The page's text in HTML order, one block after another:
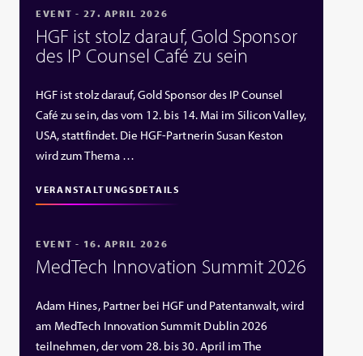
EVENT - 27. APRIL 2026
HGF ist stolz darauf, Gold Sponsor
des IP Counsel Café zu sein
HGF ist stolz darauf, Gold Sponsor des IP Counsel
Café zu sein, das vom 12. bis 14. Mai im Silicon Valley,
USA, stattfindet. Die HGF‑Partnerin Susan Keston
wird zum Thema …
VERANSTALTUNGSDETAILS
EVENT - 16. APRIL 2026
MedTech Innovation Summit 2026
Adam Hines, Partner bei HGF und Patentanwalt, wird
am MedTech Innovation Summit Dublin 2026
teilnehmen, der vom 28. bis 30. April im The